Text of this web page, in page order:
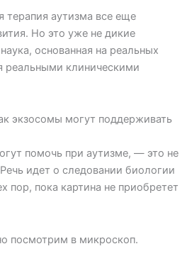
терапия аутизма все еще
Но это уже не дикие
основанная на реальных
реальными клиническими
экзосомы могут поддерживать
помочь при аутизме, — это не
идет о следовании биологии
пока картина не приобретет
посмотрим в микроскоп.